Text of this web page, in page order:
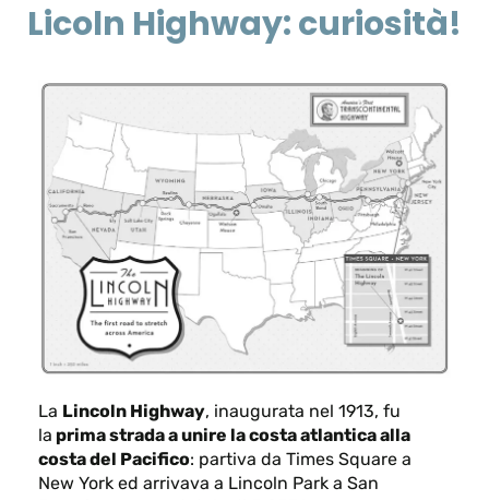
Licoln Highway: curiosità!
La Lincoln Highway, inaugurata nel 1913, fu
la prima strada a unire la costa atlantica alla
costa del Pacifico: partiva da Times Square a
New York ed arrivava a Lincoln Park a San